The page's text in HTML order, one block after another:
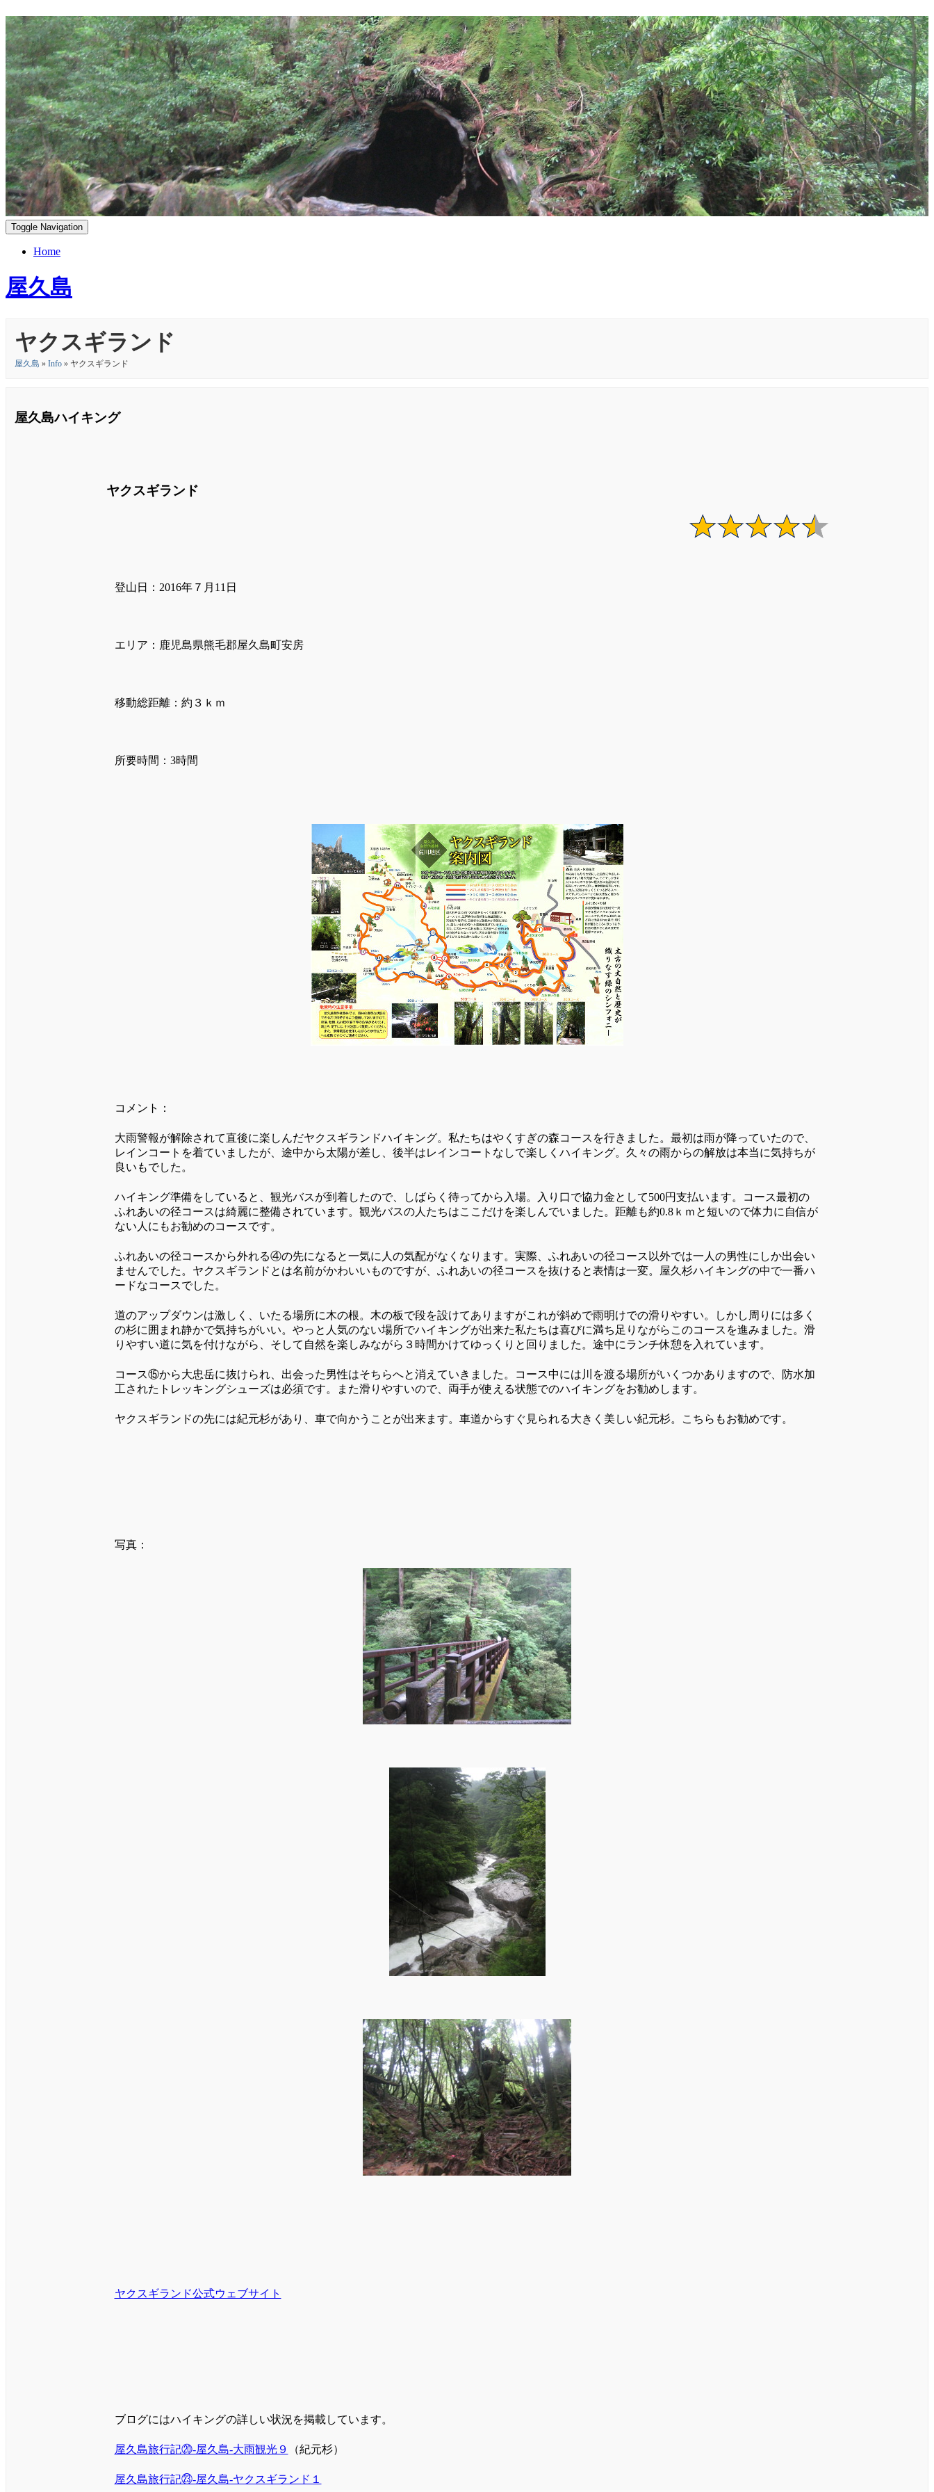
Toggle Navigation
Home
屋久島
ヤクスギランド
屋久島 » Info » ヤクスギランド
屋久島ハイキング
ヤクスギランド
登山日：2016年７月11日
エリア：鹿児島県熊毛郡屋久島町安房
移動総距離：約３ｋｍ
所要時間：3時間
コメント：
大雨警報が解除されて直後に楽しんだヤクスギランドハイキング。私たちはやくすぎの森コースを行きました。最初は雨が降っていたので、
レインコートを着ていましたが、途中から太陽が差し、後半はレインコートなしで楽しくハイキング。久々の雨からの解放は本当に気持ちが
良いもでした。
ハイキング準備をしていると、観光バスが到着したので、しばらく待ってから入場。入り口で協力金として500円支払います。コース最初の
ふれあいの径コースは綺麗に整備されています。観光バスの人たちはここだけを楽しんでいました。距離も約0.8ｋｍと短いので体力に自信が
ない人にもお勧めのコースです。
ふれあいの径コースから外れる④の先になると一気に人の気配がなくなります。実際、ふれあいの径コース以外では一人の男性にしか出会い
ませんでした。ヤクスギランドとは名前がかわいいものですが、ふれあいの径コースを抜けると表情は一変。屋久杉ハイキングの中で一番ハ
ードなコースでした。
道のアップダウンは激しく、いたる場所に木の根。木の板で段を設けてありますがこれが斜めで雨明けでの滑りやすい。しかし周りには多く
の杉に囲まれ静かで気持ちがいい。やっと人気のない場所でハイキングが出来た私たちは喜びに満ち足りながらこのコースを進みました。滑
りやすい道に気を付けながら、そして自然を楽しみながら３時間かけてゆっくりと回りました。途中にランチ休憩を入れています。
コース⑮から大忠岳に抜けられ、出会った男性はそちらへと消えていきました。コース中には川を渡る場所がいくつかありますので、防水加
工されたトレッキングシューズは必須です。また滑りやすいので、両手が使える状態でのハイキングをお勧めします。
ヤクスギランドの先には紀元杉があり、車で向かうことが出来ます。車道からすぐ見られる大きく美しい紀元杉。こちらもお勧めです。
写真：
ヤクスギランド公式ウェブサイト
ブログにはハイキングの詳しい状況を掲載しています。
屋久島旅行記⑳-屋久島-大雨観光９ （紀元杉）
屋久島旅行記㉓-屋久島-ヤクスギランド１